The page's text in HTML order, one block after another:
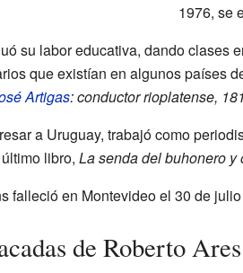
1976, se
su labor educativa, dando clases
que existían en algunos países
Artigas: conductor rioplatense,
a Uruguay, trabajó como
libro, La senda del buhonero y
falleció en Montevideo el 30 de
de Roberto